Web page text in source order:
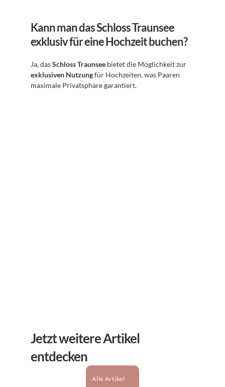
Kann man das Schloss Traunsee
exklusiv für eine Hochzeit buchen?
Ja, das Schloss Traunsee
exklusiven Nutzung für Hochzeiten, was Paaren
maximale Privatsphäre garantiert.
Jetzt weitere Artikel
entdecken
Alle Artikel